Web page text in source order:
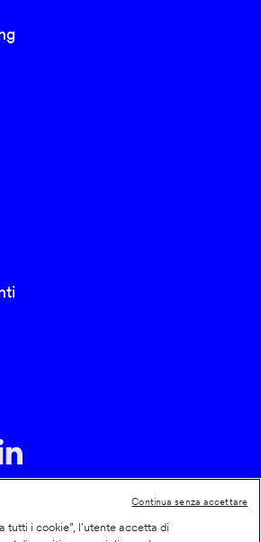
tutti i cookie”, l'utente accetta di
Continua senza accettare